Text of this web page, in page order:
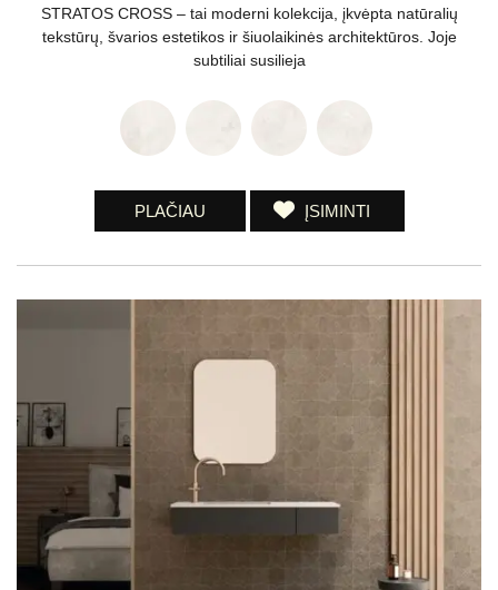
STRATOS CROSS – tai moderni kolekcija, įkvėpta natūralių
tekstūrų, švarios estetikos ir šiuolaikinės architektūros. Joje
subtiliai susilieja
PLAČIAU ĮSIMINTI